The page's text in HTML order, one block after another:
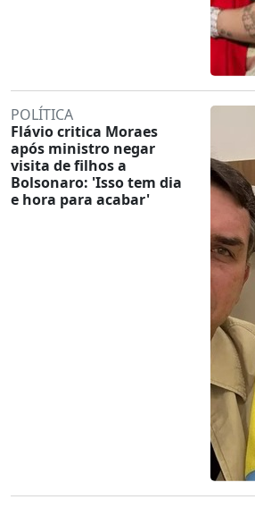
POLÍTICA
Flávio critica Moraes
após ministro negar
visita de filhos a
Bolsonaro: 'Isso tem dia
e hora para acabar'